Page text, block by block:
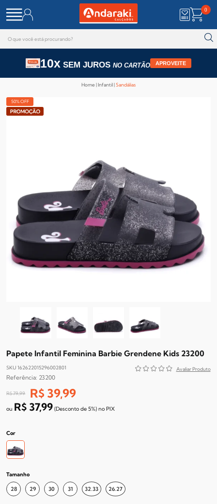
0
10x SEM JUROS NO CARTÃO APROVEITE
Home Infantil Sandálias
50% OFF
Papete Infantil Feminina Barbie Grendene Kids 23200
SKU 162622015296002801
23200
R$ 79,99 R$ 39,99
R$ 37,99 (Desconto de 5%) no PIX
Cor
Tamanho
28 29 30 31 32.33 26.27